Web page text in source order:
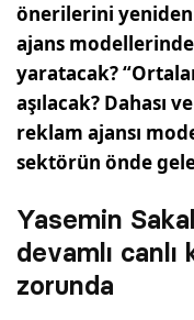
önerilerini yeniden
ajans
yaratacak?
aşılacak? Dahası
reklam ajansı
sektörün önde
Yasemin
devamlı
zorunda